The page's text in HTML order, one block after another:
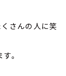
さんの人に笑
。